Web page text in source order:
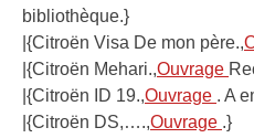
bibliothèque.}
|{Citroën Visa De mon père.,
|{Citroën Mehari.,Ouvrage
|{Citroën ID 19.,Ouvrage . A
|{Citroën DS,….,Ouvrage .}